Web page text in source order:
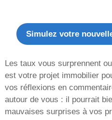
Simulez votre
Les taux vous surprennent
est votre projet immobilier
vos réflexions en
autour de vous : il pourrait
mauvaises surprises à vos